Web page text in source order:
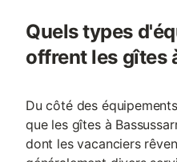
Quels types
offrent les gîtes
Du côté des
que les gîtes à
dont les vacanciers